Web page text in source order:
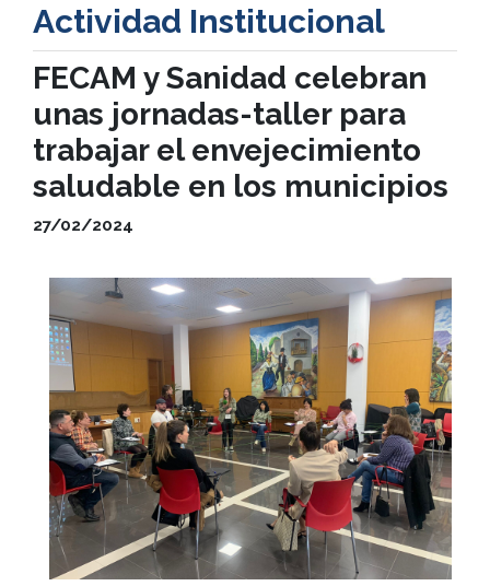
Actividad Institucional
FECAM y Sanidad celebran
unas jornadas-taller para
trabajar el envejecimiento
saludable en los municipios
27/02/2024